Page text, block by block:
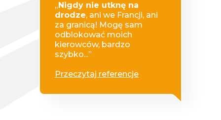
„ Nigdy nie utknę na
drodze, ani we Francji, ani
za granicą! Mogę sam
odblokować moich
kierowców, bardzo
szybko...”
Przeczytaj referencje